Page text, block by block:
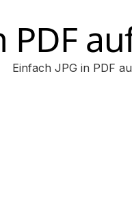
PDF
Einfach JPG in PDF